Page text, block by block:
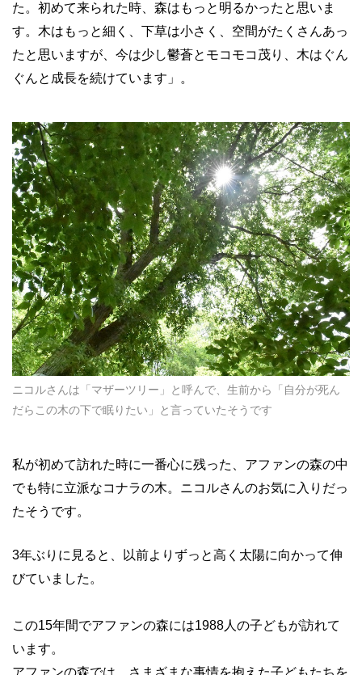
た。初めて来られた時、森はもっと明るかったと思いま
す。木はもっと細く、下草は小さく、空間がたくさんあっ
たと思いますが、今は少し鬱蒼とモコモコ茂り、木はぐん
ぐんと成長を続けています」。
ニコルさんは「マザーツリー」と呼んで、生前から「自分が死ん
だらこの木の下で眠りたい」と言っていたそうです
私が初めて訪れた時に一番心に残った、アファンの森の中
でも特に立派なコナラの木。ニコルさんのお気に入りだっ
たそうです。
3年ぶりに見ると、以前よりずっと高く太陽に向かって伸
びていました。
この15年間でアファンの森には1988人の子どもが訪れて
います。
アファンの森では、さまざまな事情を抱えた子どもたちを